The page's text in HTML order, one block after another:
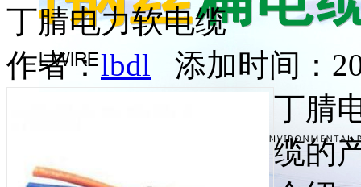
丁腈电力软电缆
作者：lbdl 添加时间：
丁腈
缆的